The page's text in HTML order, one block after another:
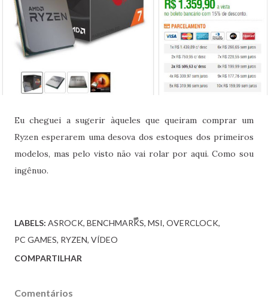
Eu cheguei a sugerir àqueles que queiram comprar um
Ryzen esperarem uma desova dos estoques dos primeiros
modelos, mas pelo visto não vai rolar por aqui. Como sou
ingênuo.
LABELS: ASROCK BENCHMARKS MSI OVERCLOCK
PC GAMES RYZEN VÍDEO
COMPARTILHAR
Comentários